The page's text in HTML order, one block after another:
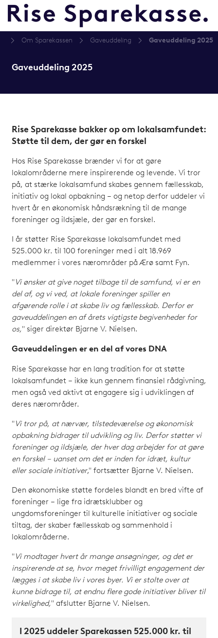
Om Sparekassen Gaveuddeling Gaveuddeling 2025
Gaveuddeling 2025
Rise Sparekasse bakker op om lokalsamfundet:
Støtte til dem, der gør en forskel
Hos Rise Sparekasse brænder vi for at gøre
lokalområderne mere inspirerende og levende. Vi tror
på, at stærke lokalsamfund skabes gennem fællesskab,
initiativ og lokal opbakning – og netop derfor uddeler vi
hvert år en økonomisk håndsrækning til de mange
foreninger og ildsjæle, der gør en forskel.
I år støtter Rise Sparekasse lokalsamfundet med
525.000 kr. til 100 foreninger med i alt 18.969
medlemmer i vores nærområder på Ærø samt Fyn.
" Vi ønsker at give noget tilbage til de samfund, vi er en
del af, og vi ved, at lokale foreninger spiller en
afgørende rolle i at skabe liv og fællesskab. Derfor er
gaveuddelingen en af årets vigtigste begivenheder for
os," siger direktør Bjarne V. Nielsen.
Gaveuddelingen er en del af vores DNA
Rise Sparekasse har en lang tradition for at støtte
lokalsamfundet – ikke kun gennem finansiel rådgivning,
men også ved aktivt at engagere sig i udviklingen af
deres nærområder.
" Vi tror på, at nærvær, tilstedeværelse og økonomisk
opbakning bidrager til udvikling og liv. Derfor støtter vi
foreninger og ildsjæle, der hver dag arbejder for at gøre
en forskel – uanset om det er inden for idræt, kultur
eller sociale initiativer," fortsætter Bjarne V. Nielsen.
Den økonomiske støtte fordeles blandt en bred vifte af
foreninger – lige fra idrætsklubber og
ungdomsforeninger til kulturelle initiativer og sociale
tiltag, der skaber fællesskab og sammenhold i
lokalområderne.
" Vi modtager hvert år mange ansøgninger, og det er
inspirerende at se, hvor meget frivilligt engagement der
lægges i at skabe liv i vores byer. Vi er stolte over at
kunne bidrage til, at endnu flere gode initiativer bliver til
virkelighed," afslutter Bjarne V. Nielsen.
I 2025 uddeler Sparekassen 525.000 kr. til